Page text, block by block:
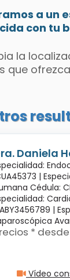
a un
con tu
la
que
Daniela
|
Cédula:
|
* desde
Vídeo